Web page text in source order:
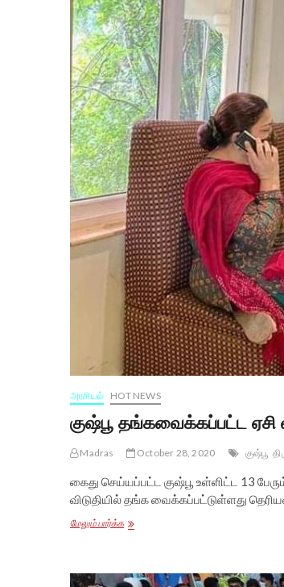
அரசியல் HOT NEWS
குஷ்பூ தங்கவைக்கப்பட்ட ஏசி
Madras October 28, 2020 குஷ்பூ
கைது செய்யப்பட்ட குஷ்பூ உள்ளிட்ட 13
விடுதியில் தங்க வைக்கப்பட்டுள்ளது
மேலும் பார்க்ககுஷ்பூ
இதுக்கு